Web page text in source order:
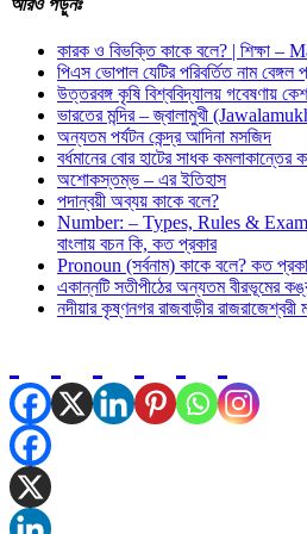
আরও পড়ুনঃ
কারক ও বিভক্তি কাকে বলে? | শিক্ষা
পিএস ভোপাল যেটির পরিবর্তিত নাম
উত্তরবঙ্গ কৃষি বিশ্ববিদ্যালয় গবেষণায়
ভারতের মন্দির – জ্বালামুখী
অন্যতম পর্যটন কেন্দ্র আদিনা মসজিদ
বর্ধমানের বোর হাটের সাধক কমলাকান্তের
অশােকস্তম্ভ – এর ইতিহাস
পদান্বয়ী অব্যয় কাকে বলে?
Number: – Types, Rules &
বাংলায় বচন কি, কত প্রকার
Pronoun (সর্বনাম) কাকে বলে? কত
একান্নটি সতীপীঠের অন্যতম বীরভূমের
নদীয়ার কৃষ্ণনগর রাজবাড়ীর রাজরাজেশ্বরী